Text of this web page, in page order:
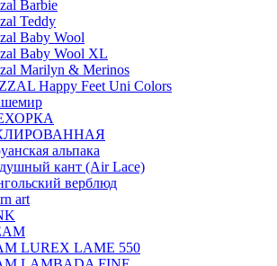
Barbie
Teddy
Baby Wool
Baby Wool XL
Marilyn & Merinos
Happy Feet Uni Colors
альпака
кант (Air Lace)
верблюд
art
LUREX LAME 550